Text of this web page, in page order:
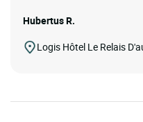
Hubertus R.
Logis Hôtel Le Relais